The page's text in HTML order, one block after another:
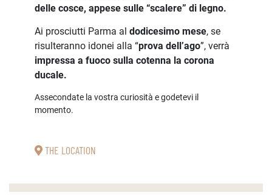
delle cosce, appese sulle “scalere” di legno.
Ai prosciutti Parma al dodicesimo mese, se
risulteranno idonei alla “prova dell’ago”, verrà
impressa a fuoco sulla cotenna la corona
ducale.
Assecondate la vostra curiosità e godetevi il
momento.
THE LOCATION